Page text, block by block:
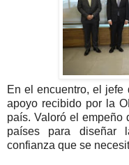
En el encuentro, el jefe
apoyo recibido por la
país. Valoró el empeño
países para diseñar
confianza que se